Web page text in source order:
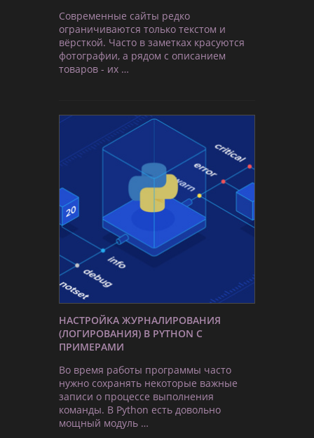
Современные сайты редко
ограничиваются только текстом и
вёрсткой. Часто в заметках красуются
фотографии, а рядом с описанием
товаров - их …
НАСТРОЙКА ЖУРНАЛИРОВАНИЯ
(ЛОГИРОВАНИЯ) В PYTHON С
ПРИМЕРАМИ
Во время работы программы часто
нужно сохранять некоторые важные
записи о процессе выполнения
команды. В Python есть довольно
мощный модуль …